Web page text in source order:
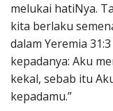
melukai hatiNya.
kita berlaku
dalam Yeremia
kepadanya: Aku
kekal, sebab itu
kepadamu.”